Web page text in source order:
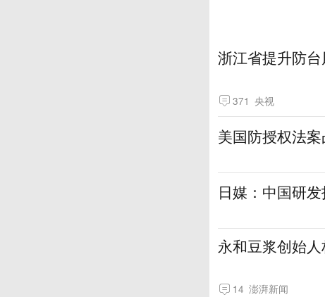
浙江省提升防
371 央视
美国防授权法案
日媒：中国研
永和豆浆创始
14 澎湃新闻